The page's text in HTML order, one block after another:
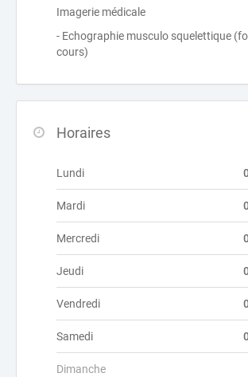
Imagerie médicale
- Echographie musculo squelettique
cours)
Horaires
Lundi
Mardi
Mercredi
Jeudi
Vendredi
Samedi
Dimanche